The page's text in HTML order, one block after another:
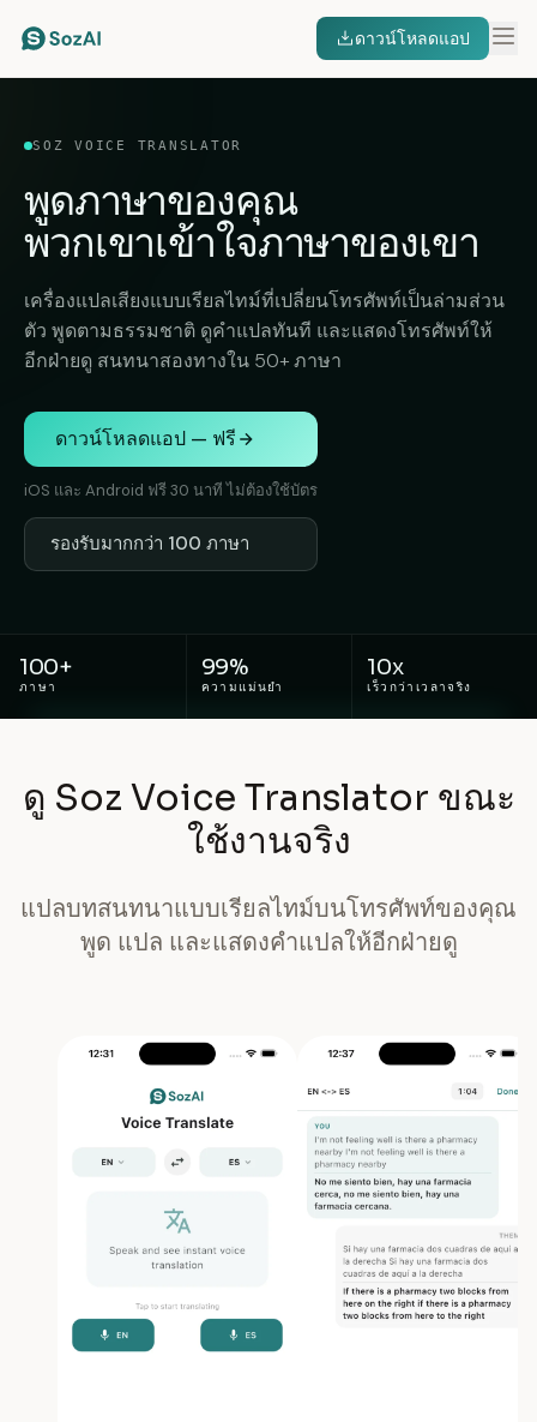
ดาวน์โหลดแอป
SOZ VOICE TRANSLATOR
พูดภาษาของคุณ
พวกเขาเข้าใจภาษาของเขา
เครื่องแปลเสียงแบบเรียลไทม์ที่เปลี่ยนโทรศัพท์เป็นล่ามส่วน
ตัว พูดตามธรรมชาติ ดูคำแปลทันที และแสดงโทรศัพท์ให้
อีกฝ่ายดู สนทนาสองทางใน 50+ ภาษา
ดาวน์โหลดแอป — ฟรี
iOS และ Android ฟรี 30 นาที ไม่ต้องใช้บัตร
รองรับมากกว่า 100 ภาษา
100+
ภาษา
99%
ความแม่นยำ
10x
เร็วกว่าเวลาจริง
ดู Soz Voice Translator ขณะ
ใช้งานจริง
แปลบทสนทนาแบบเรียลไทม์บนโทรศัพท์ของคุณ
พูด แปล และแสดงคำแปลให้อีกฝ่ายดู